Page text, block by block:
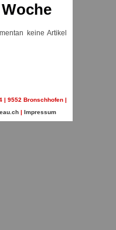
keine Artikel
| 9552 Bronschhofen |
| Impressum